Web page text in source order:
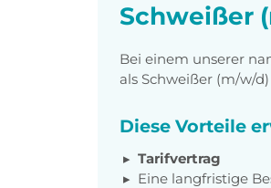
Schweißer
Bei einem unserer
als Schweißer (m/w/
Diese Vorteile
Tarifvertrag
Eine langfristige